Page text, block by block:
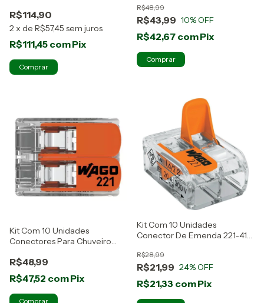
R$114,90
2x de R$57,45 sem juros
R$111,45 comPix
R$43,99
R$48,99
10% OFF
R$42,67 comPix
Kit Com 10 Unidades
Conectores Para Chuveiro
R$48,99
R$47,52 comPix
Kit Com 10 Unidades
Conector De Emenda 221-412
R$21,99
R$28,99
24% OFF
R$21,33 comPix